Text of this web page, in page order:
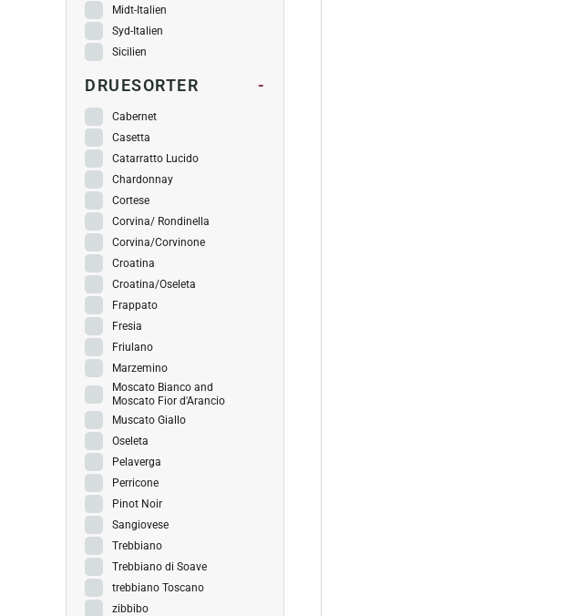
Midt-Italien
Syd-Italien
Sicilien
DRUESORTER -
Cabernet
Casetta
Catarratto Lucido
Chardonnay
Cortese
Corvina/ Rondinella
Corvina/Corvinone
Croatina
Croatina/Oseleta
Frappato
Fresia
Friulano
Marzemino
Moscato Bianco and
Moscato Fior d'Arancio
Muscato Giallo
Oseleta
Pelaverga
Perricone
Pinot Noir
Sangiovese
Trebbiano
Trebbiano di Soave
trebbiano Toscano
zibbibo